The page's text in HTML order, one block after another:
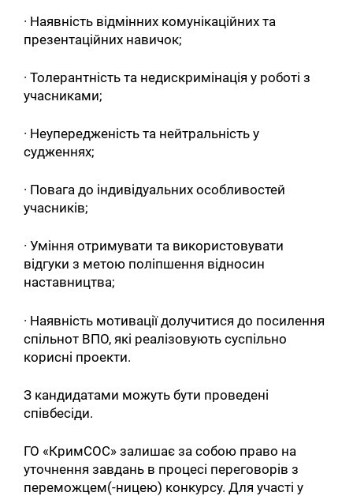
· Наявність відмінних комунікаційних та
презентаційних навичок;
· Толерантність та недискримінація у роботі з
учасниками;
· Неупередженість та нейтральність у
судженнях;
· Повага до індивідуальних особливостей
учасників;
· Уміння отримувати та використовувати
відгуки з метою поліпшення відносин
наставництва;
· Наявність мотивації долучитися до посилення
спільнот ВПО, які реалізовують суспільно
корисні проекти.
З кандидатами можуть бути проведені
співбесіди.
ГО «КримСОС» залишає за собою право на
уточнення завдань в процесі переговорів з
переможцем(-ницею) конкурсу. Для участі у